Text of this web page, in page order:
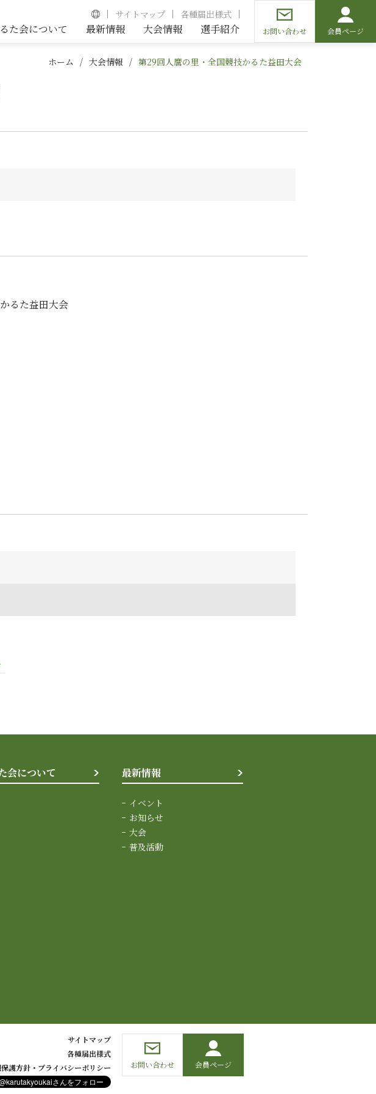
サイトマップ 各種届出様式
た会について 最新情報 大会情報 選手紹介 お問い合わせ 会員ページ
ホーム 大会情報 第29回人麿の里・全国競技かるた益田大会
るた益田大会
会について 最新情報
イベント
お知らせ
大会
普及活動
お問い合わせ 会員ページ
サイトマップ
各種届出様式
護方針・プライバシーポリシー